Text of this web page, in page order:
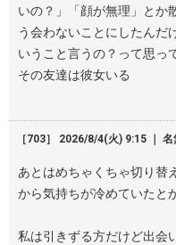
いの？」「顔が無理」とか
う会わないことにしたんだ
いうこと言うの？って思っ
その友達は彼女いる
［703］ 2026/8/4(火) 9:15 ｜
あとはめちゃくちゃ切り替
から気持ちが冷めていたと
私は引きずる方だけど出会